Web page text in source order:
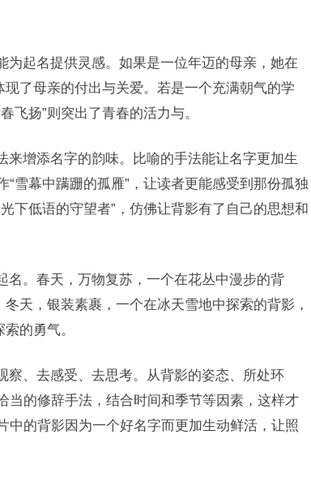
为起名提供灵感。如果是一位年迈的母亲，她在
了母亲的付出与关爱。若是一个充满朝气的学
飞扬”则突出了青春的活力与。
增添名字的韵味。比喻的手法能让名字更加生
雪幕中蹒跚的孤雁”，让读者更能感受到那份孤独
下低语的守望者”，仿佛让背影有了自己的思想和
。春天，万物复苏，一个在花丛中漫步的背
天，银装素裹，一个在冰天雪地中探索的背影，
的勇气。
察、去感受、去思考。从背影的姿态、所处环
当的修辞手法，结合时间和季节等因素，这样才
的背影因为一个好名字而更加生动鲜活，让照